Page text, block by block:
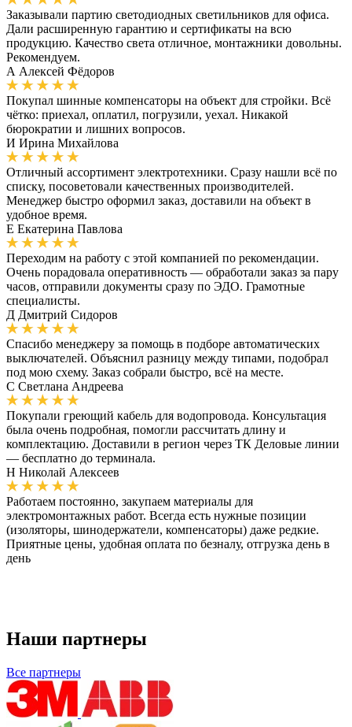
Заказывали партию светодиодных светильников для офиса.
Дали расширенную гарантию и сертификаты на всю
продукцию. Качество света отличное, монтажники довольны.
Рекомендуем.
А Алексей Фёдоров
Покупал шинные компенсаторы на объект для стройки. Всё
чётко: приехал, оплатил, погрузили, уехал. Никакой
бюрократии и лишних вопросов.
И Ирина Михайлова
Отличный ассортимент электротехники. Сразу нашли всё по
списку, посоветовали качественных производителей.
Менеджер быстро оформил заказ, доставили на объект в
удобное время.
Е Екатерина Павлова
Переходим на работу с этой компанией по рекомендации.
Очень порадовала оперативность — обработали заказ за пару
часов, отправили документы сразу по ЭДО. Грамотные
специалисты.
Д Дмитрий Сидоров
Спасибо менеджеру за помощь в подборе автоматических
выключателей. Объяснил разницу между типами, подобрал
под мою схему. Заказ собрали быстро, всё на месте.
С Светлана Андреева
Покупали греющий кабель для водопровода. Консультация
была очень подробная, помогли рассчитать длину и
комплектацию. Доставили в регион через ТК Деловые линии
— бесплатно до терминала.
Н Николай Алексеев
Работаем постоянно, закупаем материалы для
электромонтажных работ. Всегда есть нужные позиции
(изоляторы, шинодержатели, компенсаторы) даже редкие.
Приятные цены, удобная оплата по безналу, отгрузка день в
день
Наши партнеры
Все партнеры